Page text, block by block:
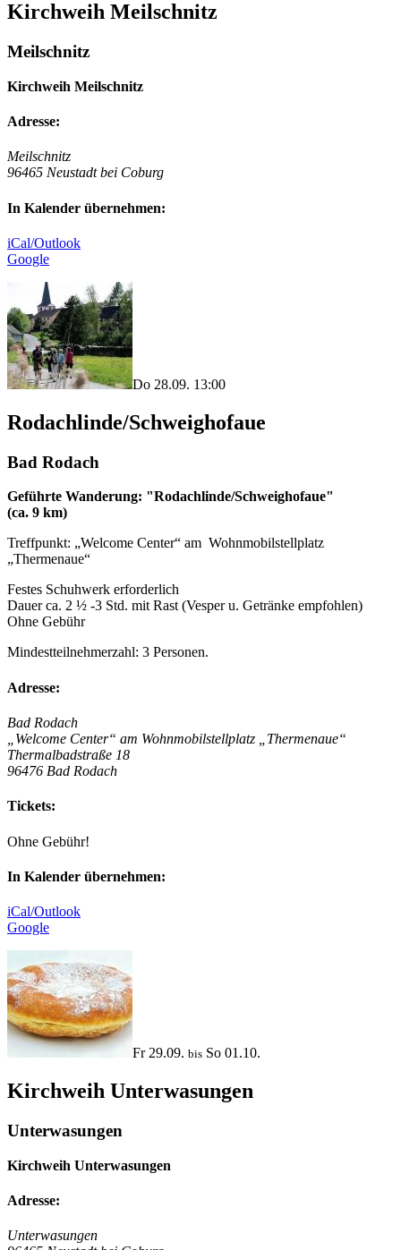
Kirchweih Meilschnitz
Meilschnitz
Kirchweih Meilschnitz
Adresse:
Meilschnitz
96465 Neustadt bei Coburg
In Kalender übernehmen:
iCal/Outlook
Google
Do 28.09. 13:00
Rodachlinde/Schweighofaue
Bad Rodach
Geführte Wanderung: "Rodachlinde/Schweighofaue"
(ca. 9 km)
Treffpunkt: „Welcome Center“ am Wohnmobilstellplatz
„Thermenaue“
Festes Schuhwerk erforderlich
Dauer ca. 2 ½ -3 Std. mit Rast (Vesper u. Getränke empfohlen)
Ohne Gebühr
Mindestteilnehmerzahl: 3 Personen.
Adresse:
Bad Rodach
„Welcome Center“ am Wohnmobilstellplatz „Thermenaue“
Thermalbadstraße 18
96476 Bad Rodach
Tickets:
Ohne Gebühr!
In Kalender übernehmen:
iCal/Outlook
Google
Fr 29.09. bis So 01.10.
Kirchweih Unterwasungen
Unterwasungen
Kirchweih Unterwasungen
Adresse:
Unterwasungen